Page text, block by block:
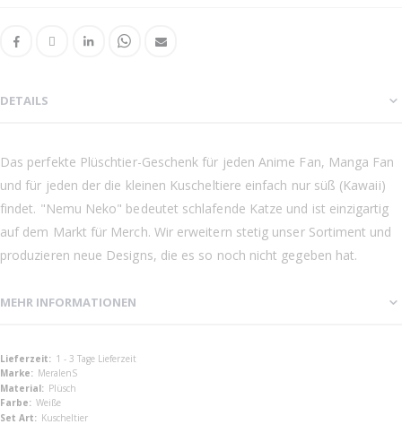
DETAILS
Das perfekte Plüschtier-Geschenk für jeden Anime Fan, Manga Fan
und für jeden der die kleinen Kuscheltiere einfach nur süß (Kawaii)
findet. "Nemu Neko" bedeutet schlafende Katze und ist einzigartig
auf dem Markt für Merch. Wir erweitern stetig unser Sortiment und
produzieren neue Designs, die es so noch nicht gegeben hat.
MEHR INFORMATIONEN
Mehr
Informationen
1 - 3 Tage Lieferzeit
MeralenS
Plüsch
Weiße
Kuscheltier